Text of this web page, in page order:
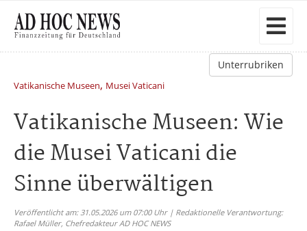
Unterrubriken
Vatikanische Museen, Musei Vaticani
Vatikanische Museen: Wie
die Musei Vaticani die
Sinne überwältigen
Veröffentlicht am: 31.05.2026 um 07:00 Uhr | Redaktionelle Verantwortung:
Rafael Müller, Chefredakteur AD HOC NEWS